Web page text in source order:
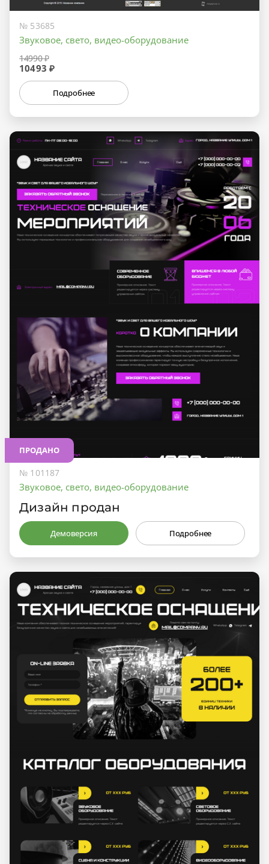
№ 53685
Звуковое, свето, видео-оборудование
14990 ₽
10493 ₽
Подробнее
ПРОДАНО
№ 101187
Звуковое, свето, видео-оборудование
Дизайн продан
Демоверсия Подробнее